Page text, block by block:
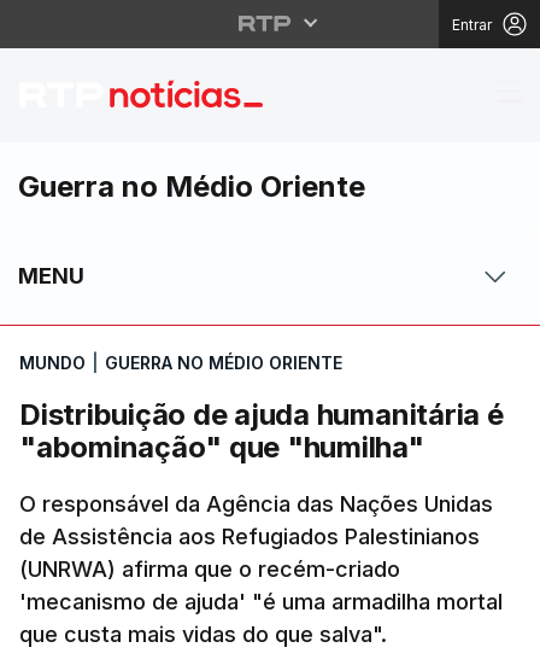
Entrar
Distribuição de ajuda
Guerra no Médio Oriente
MENU
MUNDO GUERRA NO MÉDIO ORIENTE
Distribuição de ajuda humanitária é
"abominação" que "humilha"
O responsável da Agência das Nações Unidas
de Assistência aos Refugiados Palestinianos
(UNRWA) afirma que o recém-criado
'mecanismo de ajuda' "é uma armadilha mortal
que custa mais vidas do que salva".